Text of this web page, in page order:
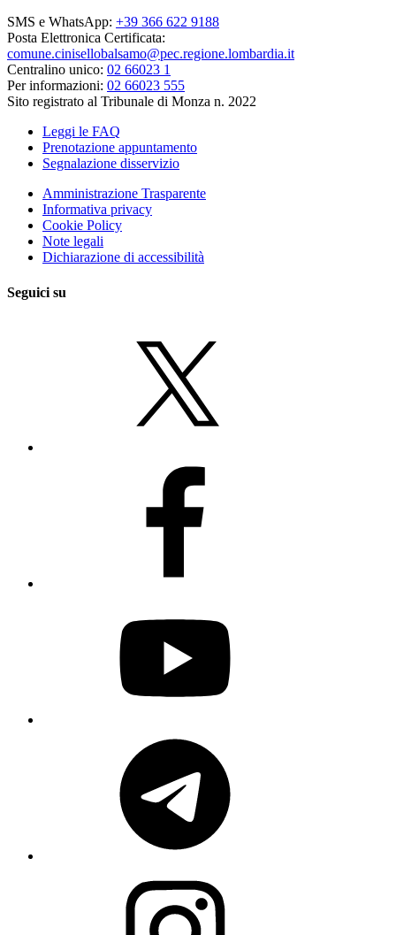
SMS e WhatsApp: +39 366 622 9188
Posta Elettronica Certificata:
comune.cinisellobalsamo@pec.regione.lombardia.it
Centralino unico: 02 66023 1
Per informazioni: 02 66023 555
Sito registrato al Tribunale di Monza n. 2022
Leggi le FAQ
Prenotazione appuntamento
Segnalazione disservizio
Amministrazione Trasparente
Informativa privacy
Cookie Policy
Note legali
Dichiarazione di accessibilità
Seguici su